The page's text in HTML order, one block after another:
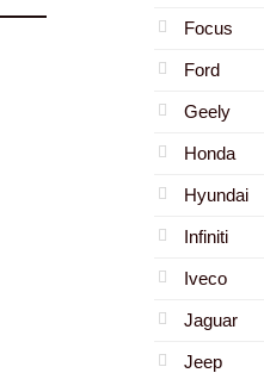
Focus
Ford
Geely
Honda
Hyundai
Infiniti
Iveco
Jaguar
Jeep